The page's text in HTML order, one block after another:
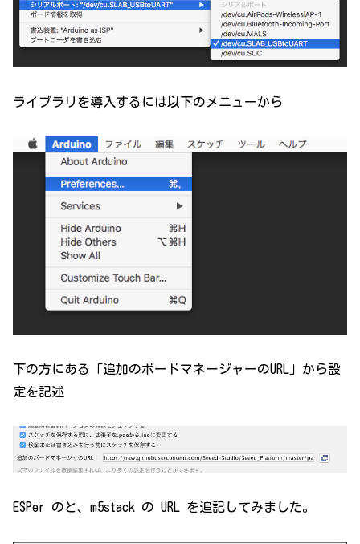
ライブラリを導入するには以下のメニューから
下の方にある「追加のボードマネージャーのURL」から設
定を記述
ESPer のと、m5stack の URL を追記してみました。